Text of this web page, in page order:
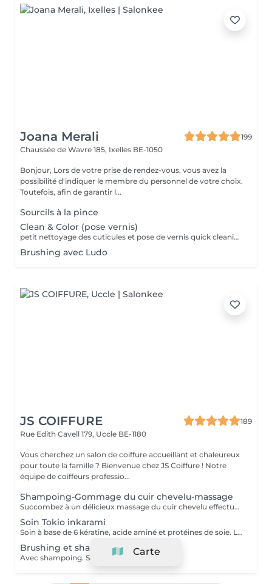
Joana Merali
199
Chaussée de Wavre 185, Ixelles BE-1050
Bonjour, Lors de votre prise de rendez-vous, vous avez la
possibilité d'indiquer le membre du personnel de votre choix.
Toutefois, afin de garantir l...
Sourcils à la pince
Clean & Color (pose vernis)
petit nettoyage des cuticules et pose de vernis quick cleaning of cuticules + nail polish
Brushing avec Ludo
JS COIFFURE
189
Rue Edith Cavell 179, Uccle BE-1180
Vous cherchez un salon de coiffure accueillant et chaleureux
pour toute la famille ? Bienvenue chez JS Coiffure ! Notre
équipe de coiffeurs professio...
Shampoing-Gommage du cuir chevelu-massage
Succombez à un délicieux massage du cuir chevelu effectué avec douceur et dextérité. Le massage du cuir chevelu est connu pour ses nombreuses vertus : il relance la circulation sanguine, renforce les racines tout en apportant un sentiment de bien-être absolu. Votre chevelure retrouve son éclat et vous profitez d'un moment divin.
Soin Tokio inkarami
Soin à base de 6 kératine, acide aminé et protéines de soie. Le cheveu est réparer en profondeur. Le soin tient deux mois dans le cheveu.
Brushing et shampoing
Avec shampoing. Sans soin ni fixateur.
Carte